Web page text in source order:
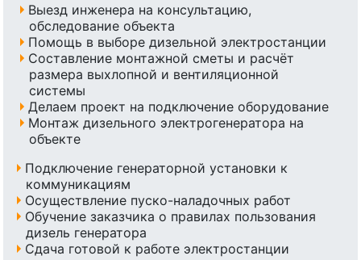
Выезд инженера на консультацию,
обследование объекта
Помощь в выборе дизельной электростанции
Составление монтажной сметы и расчёт
размера выхлопной и вентиляционной
системы
Делаем проект на подключение оборудование
Монтаж дизельного электрогенератора на
объекте
Подключение генераторной установки к
коммуникациям
Осуществление пуско-наладочных работ
Обучение заказчика о правилах пользования
дизель генератора
Сдача готовой к работе электростанции